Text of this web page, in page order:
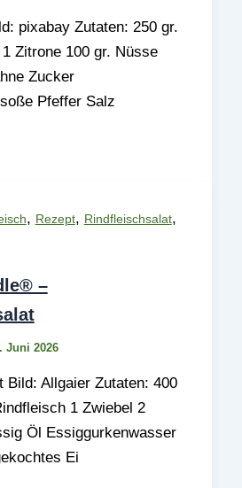
pixabay Zutaten: 250 gr.
Zitrone 100 gr. Nüsse
Zucker
Pfeffer Salz
, Rezept, Rindfleischsalat,
–
Juni 2026
Bild: Allgaier Zutaten: 400
1 Zwiebel 2
Öl Essiggurkenwasser
Ei